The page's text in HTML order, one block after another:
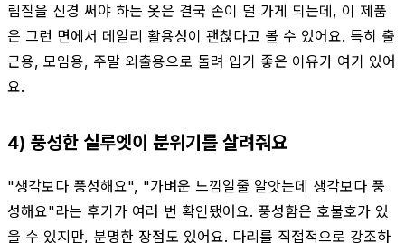
림질을 신경 써야 하는 옷은 결국 손이 덜 가게 되는데, 이 제품
은 그런 면에서 데일리 활용성이 괜찮다고 볼 수 있어요. 특히 출
근용, 모임용, 주말 외출용으로 돌려 입기 좋은 이유가 여기 있어
요.
4) 풍성한 실루엣이 분위기를 살려줘요
"생각보다 풍성해요", "가벼운 느낌일줄 알앗는데 생각보다 풍
성해요"라는 후기가 여러 번 확인됐어요. 풍성함은 호불호가 있
을 수 있지만, 분명한 장점도 있어요. 다리를 직접적으로 강조하